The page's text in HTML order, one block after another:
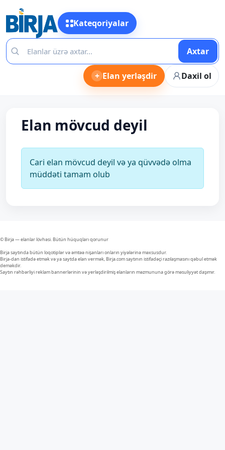
Kateqoriyalar
Axtar
+ Elan yerləşdir Daxil ol
Elan mövcud deyil
Cari elan mövcud deyil və ya qüvvədə olma
müddəti tamam olub
© Birja — elanlar lövhəsi. Bütün hüquqları qorunur
Birja saytında bütün loqotiplər və əmtəə nişanları onların yiyələrinə məxsusdur.
Birja-dan istifadə etmək və ya saytda elan vermək, Birja.com saytının istifadəçi razılaşmasını qəbul etmək
deməkdir.
Saytın rəhbərliyi reklam bannerlərinin və yerləşdirilmiş elanların məzmununa görə məsuliyyət daşımır.